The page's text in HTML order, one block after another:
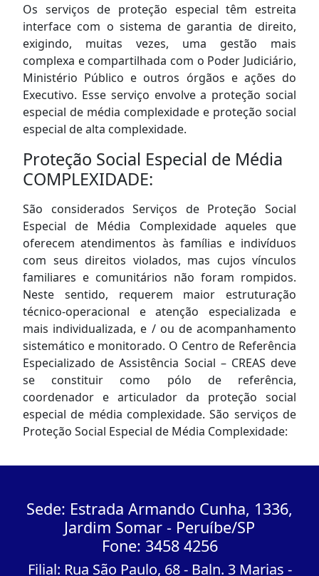
Os serviços de proteção especial têm estreita
interface com o sistema de garantia de direito,
exigindo, muitas vezes, uma gestão mais
complexa e compartilhada com o Poder Judiciário,
Ministério Público e outros órgãos e ações do
Executivo. Esse serviço envolve a proteção social
especial de média complexidade e proteção social
especial de alta complexidade.
Proteção Social Especial de Média
COMPLEXIDADE:
São considerados Serviços de Proteção Social
Especial de Média Complexidade aqueles que
oferecem atendimentos às famílias e indivíduos
com seus direitos violados, mas cujos vínculos
familiares e comunitários não foram rompidos.
Neste sentido, requerem maior estruturação
técnico-operacional e atenção especializada e
mais individualizada, e / ou de acompanhamento
sistemático e monitorado. O Centro de Referência
Especializado de Assistência Social – CREAS deve
se constituir como pólo de referência,
coordenador e articulador da proteção social
especial de média complexidade. São serviços de
Proteção Social Especial de Média Complexidade:
Sede: Estrada Armando Cunha, 1336,
Jardim Somar - Peruíbe/SP
Fone: 3458 4256
Filial: Rua São Paulo, 68 - Baln. 3 Marias -